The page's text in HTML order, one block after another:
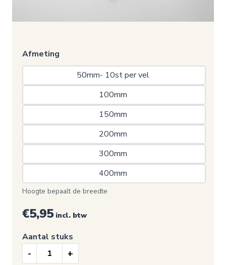
Afmeting
50mm- 10st per vel
100mm
150mm
200mm
300mm
400mm
Hoogte bepaalt de breedte
€5,95 incl. btw
Brandpreventie
Aantal stuks